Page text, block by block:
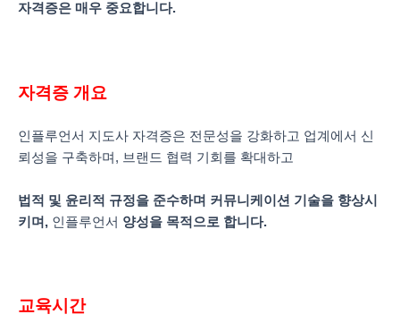
자격증은 매우 중요합니다.
자격증 개요
인플루언서 지도사 자격증은 전문성을 강화하고 업계에서 신
뢰성을 구축하며, 브랜드 협력 기회를 확대하고
법적 및 윤리적 규정을 준수하며 커뮤니케이션 기술을 향상시
키며, 인플루언서 양성을 목적으로 합니다.
교육시간